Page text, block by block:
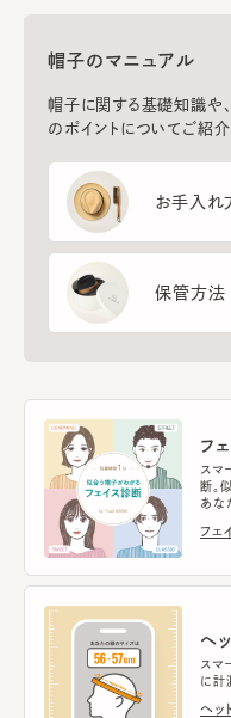
帽子のマニュアル
帽子に関する基礎知識や
のポイントについてご紹介
お手入れ
保管方法
フ
スマ
断。
あな
フェ
ヘ
スマ
に計
ヘッ